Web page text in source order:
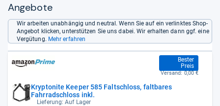
Angebote
Wir arbeiten unabhängig und neutral. Wenn Sie auf ein verlinktes Shop-
Angebot klicken, unterstützen Sie uns dabei. Wir erhalten dann ggf. eine
Vergütung. Mehr erfahren
Kryptonite Keeper 585 Faltschloss, faltbares
Fahrradschloss inkl.
Lieferung: Auf Lager
Bester
Preis
44,99 €
Versand: 0,00 €